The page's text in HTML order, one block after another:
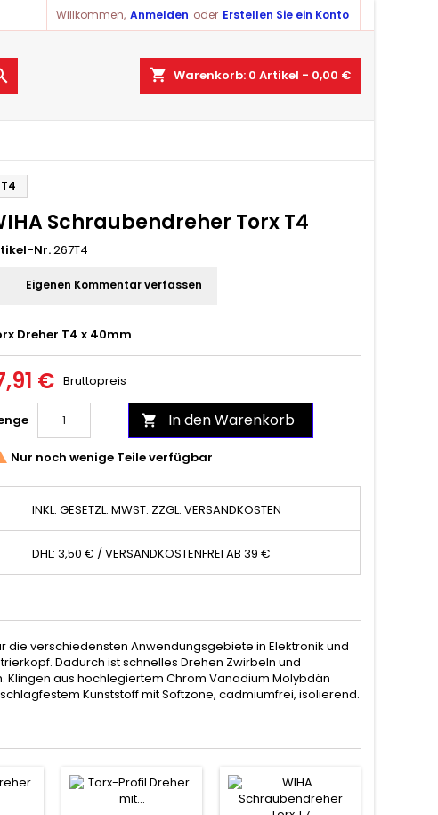
Willkommen, Anmelden oder Erstellen Sie ein Konto
shopping_cart Warenkorb: 0 Artikel - 0,00 €
Schraubendreher Torx T4
Nr.267T4
Eigenen Kommentar verfassen
Dreher T4 x 40mm
€ Bruttopreis
 In den Warenkorb
Nur noch wenige Teile verfügbar
INKL. GESETZL. MWST. ZZGL. VERSANDKOSTEN
DHL: 3,50 € / VERSANDKOSTENFREI AB 39 €
die verschiedensten Anwendungsgebiete in Elektronik und
Dadurch ist schnelles Drehen Zwirbeln und
aus hochlegiertem Chrom Vanadium Molybdän
Kunststoff mit Softzone, cadmiumfrei, isolierend.